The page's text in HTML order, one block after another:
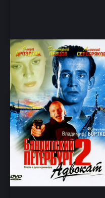
Бандитский Петербург 2:
Адвокат
Драма, мелодрама, криминал